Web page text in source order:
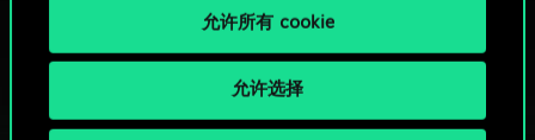
允许所有 cookie
允许选择